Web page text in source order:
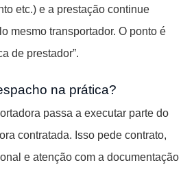
etc.) e a prestação continue
mesmo transportador. O ponto é
de prestador”.
na prática?
passa a executar parte do
contratada. Isso pede contrato,
e atenção com a documentação